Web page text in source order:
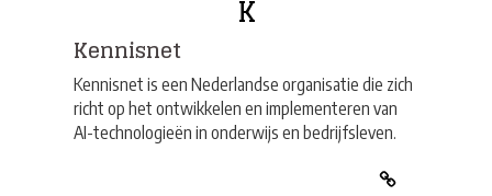
K
Kennisnet
Kennisnet is een Nederlandse organisatie die zich
richt op het ontwikkelen en implementeren van
AI-technologieën in onderwijs en bedrijfsleven.